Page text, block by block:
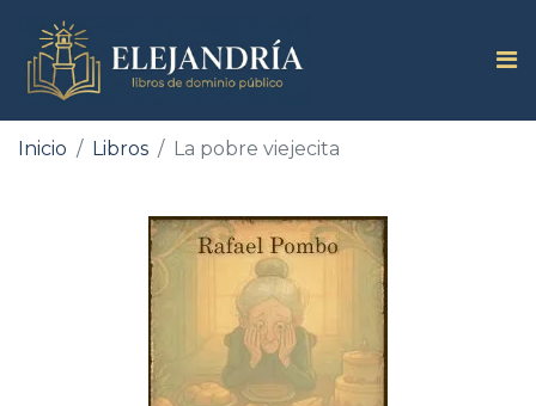
Inicio Libros La pobre viejecita